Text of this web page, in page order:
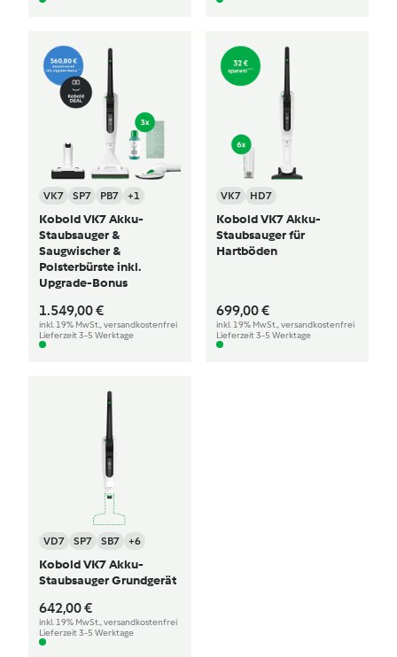
VK7 SP7 PB7 +1
Kobold VK7 Akku-
Staubsauger &
Saugwischer &
Polsterbürste inkl.
Upgrade-Bonus
1.549,00 €
inkl. 19% MwSt., versandkostenfrei
Lieferzeit 3-5 Werktage
VK7 HD7
Kobold VK7 Akku-
Staubsauger für
Hartböden
699,00 €
inkl. 19% MwSt., versandkostenfrei
Lieferzeit 3-5 Werktage
VD7 SP7 SB7 +6
Kobold VK7 Akku-
Staubsauger Grundgerät
642,00 €
inkl. 19% MwSt., versandkostenfrei
Lieferzeit 3-5 Werktage